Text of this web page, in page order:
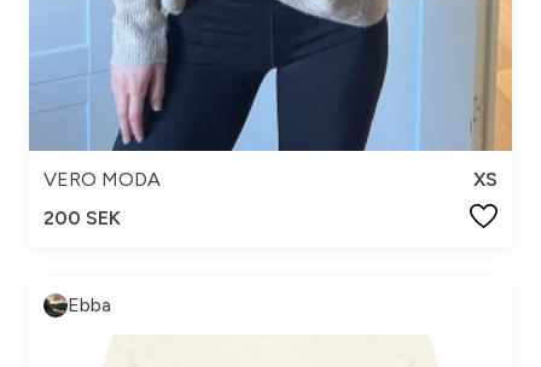
VERO MODA
XS
200 SEK
Ebba